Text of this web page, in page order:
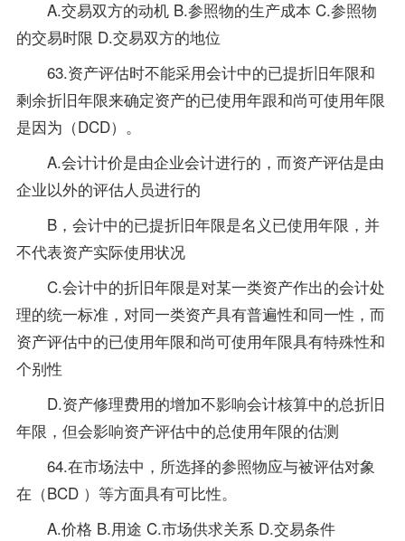
A.交易双方的动机 B.参照物的生产成本 C.参照物
的交易时限 D.交易双方的地位
63.资产评估时不能采用会计中的已提折旧年限和
剩余折旧年限来确定资产的已使用年跟和尚可使用年限
是因为（DCD）。
A.会计计价是由企业会计进行的，而资产评估是由
企业以外的评估人员进行的
B，会计中的已提折旧年限是名义已使用年限，并
不代表资产实际使用状况
C.会计中的折旧年限是对某一类资产作出的会计处
理的统一标准，对同一类资产具有普遍性和同一性，而
资产评估中的已使用年限和尚可使用年限具有特殊性和
个别性
D.资产修理费用的增加不影响会计核算中的总折旧
年限，但会影响资产评估中的总使用年限的估测
64.在市场法中，所选择的参照物应与被评估对象
在（BCD ）等方面具有可比性。
A.价格 B.用途 C.市场供求关系 D.交易条件